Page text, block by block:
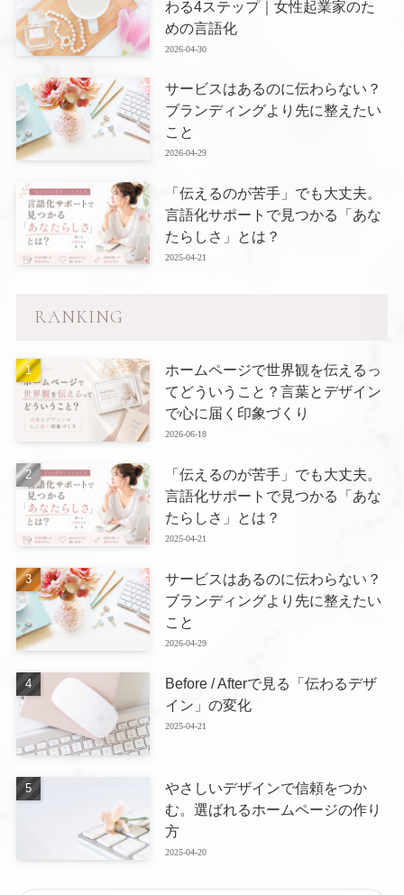
わる4ステップ｜女性起業家のた
めの言語化
2026-04-30
サービスはあるのに伝わらない？
ブランディングより先に整えたい
こと
2026-04-29
「伝えるのが苦手」でも大丈夫。
言語化サポートで見つかる「あな
たらしさ」とは？
2025-04-21
RANKING
ホームページで世界観を伝えるっ
てどういうこと？言葉とデザイン
で心に届く印象づくり
2026-06-18
「伝えるのが苦手」でも大丈夫。
言語化サポートで見つかる「あな
たらしさ」とは？
2025-04-21
サービスはあるのに伝わらない？
ブランディングより先に整えたい
こと
2026-04-29
Before / Afterで見る「伝わるデザ
イン」の変化
2025-04-21
やさしいデザインで信頼をつか
む。選ばれるホームページの作り
方
2025-04-20